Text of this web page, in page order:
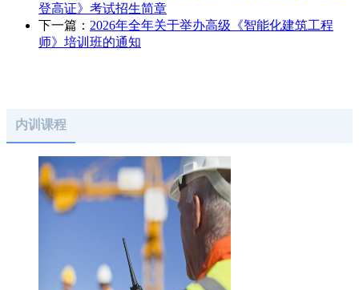
登高证》考试招生简章
下一篇： 2026年全年关于举办高级《智能化建筑工程
师》培训班的通知
内训课程